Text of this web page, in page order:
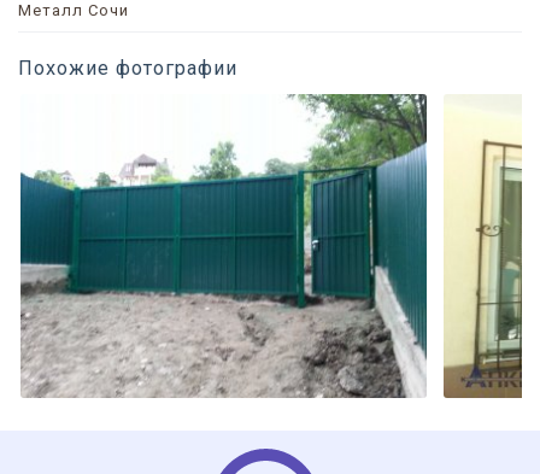
Металл Сочи
Похожие фотографии